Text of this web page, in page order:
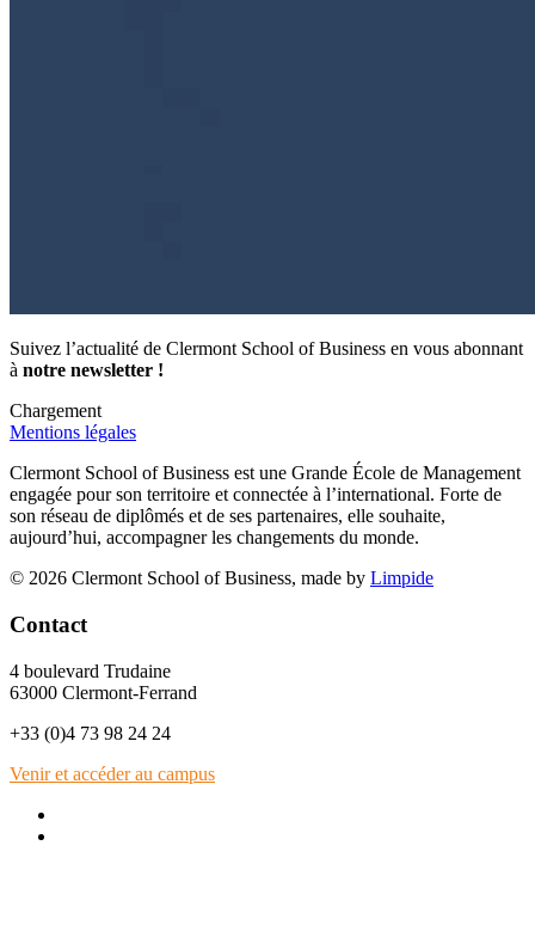
Suivez l’actualité de Clermont School of Business en vous abonnant
à notre newsletter !
Chargement
Mentions légales
Clermont School of Business est une Grande École de Management
engagée pour son territoire et connectée à l’international. Forte de
son réseau de diplômés et de ses partenaires, elle souhaite,
aujourd’hui, accompagner les changements du monde.
© 2026 Clermont School of Business, made by Limpide
Contact
4 boulevard Trudaine
63000 Clermont-Ferrand
+33 (0)4 73 98 24 24
Venir et accéder au campus